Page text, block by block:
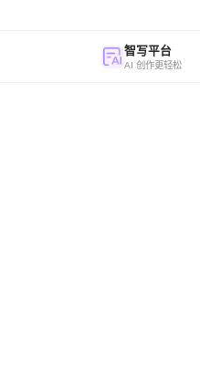
智写平台
AI 创作更轻松